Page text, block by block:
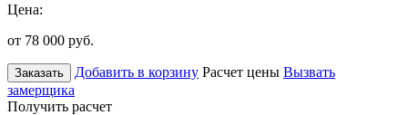
Цена:
от 78 000 руб.
Заказать Добавить в корзину Расчет цены Вызвать
замерщика
Получить расчет